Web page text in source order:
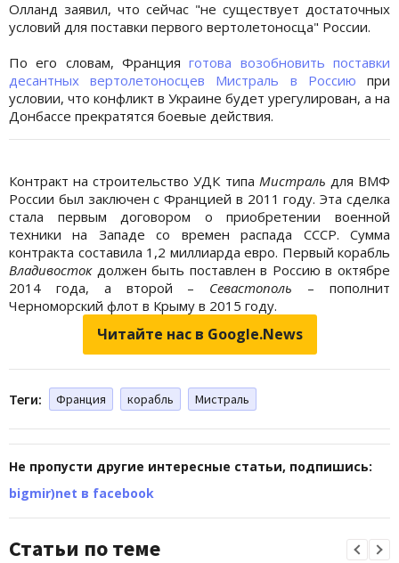
Олланд заявил, что сейчас "не существует достаточных
условий для поставки первого вертолетоносца" России.
По его словам, Францияготова возобновить поставки
десантных вертолетоносцев Мистраль в Россию при
условии, что конфликт в Украине будет урегулирован, а на
Донбассе прекратятся боевые действия.
Контракт на строительство УДК типа Мистраль для ВМФ
России был заключен с Францией в 2011 году. Эта сделка
стала первым договором о приобретении военной
техники на Западе со времен распада СССР. Сумма
контракта составила 1,2 миллиарда евро. Первый корабль
Владивосток должен быть поставлен в Россию в октябре
2014 года, а второй – Севастополь – пополнит
Черноморский флот в Крыму в 2015 году.
Читайте нас в Google.News
Теги: Франция корабль Мистраль
Не пропусти другие интересные статьи, подпишись:
bigmir)net в facebook
Статьи по теме